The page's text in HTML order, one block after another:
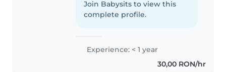
joc cu ei, să le citesc povești și să
găsim împreună activități care îi
Join Babysits to view this
complete profile.
Experience: < 1 year
30,00 RON/hr